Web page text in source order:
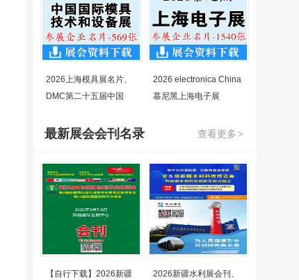
2026上海模具展名片、
DMC第二十五届中国
2026 electronica China
慕尼黑上海电子展
查看更多 >
最新展会会刊名录
【自行下载】2026新疆
2026新疆水利展会刊、